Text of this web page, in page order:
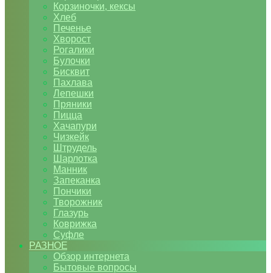
Корзиночки, кексы
Хлеб
Печенье
Хворост
Рогалики
Булочки
Бисквит
Пахлава
Лепешки
Пряники
Пицца
Хачапури
Чизкейк
Штрудель
Шарлотка
Манник
Запеканка
Пончики
Творожник
Глазурь
Коврижка
Суфле
РАЗНОЕ
Обзор интернета
Бытовые вопросы